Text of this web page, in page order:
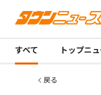
すべて トップニ
戻る